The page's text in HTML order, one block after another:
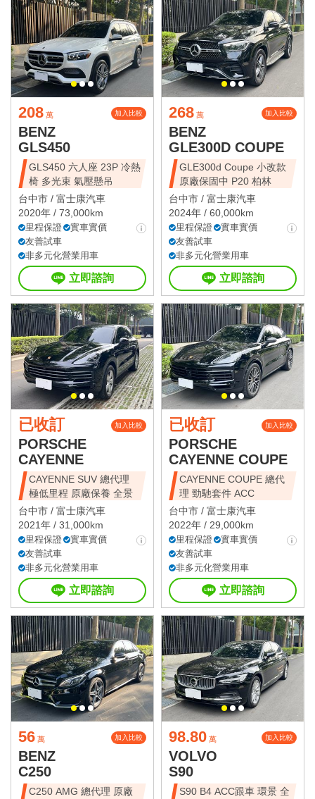
星期六 09:00~19:00
星期日 09:00~19:00
國定假日營業時間請洽店家確認
208 萬 加入比較
BENZ
GLS450
GLS450 六人座 23P 冷熱
椅 多光束 氣壓懸吊
台中市 / 富士康汽車
2020年 / 73,000km
里程保證
實車實價
友善試車
非多元化營業用車
立即諮詢
268 萬 加入比較
BENZ
GLE300D COUPE
GLE300d Coupe 小改款
原廠保固中 P20 柏林
台中市 / 富士康汽車
2024年 / 60,000km
里程保證
實車實價
友善試車
非多元化營業用車
立即諮詢
已收訂 加入比較
PORSCHE
CAYENNE
CAYENNE SUV 總代理
極低里程 原廠保養 全景
台中市 / 富士康汽車
2021年 / 31,000km
里程保證
實車實價
友善試車
非多元化營業用車
立即諮詢
已收訂 加入比較
PORSCHE
CAYENNE COUPE
CAYENNE COUPE 總代
理 勁馳套件 ACC
台中市 / 富士康汽車
2022年 / 29,000km
里程保證
實車實價
友善試車
非多元化營業用車
立即諮詢
56 萬 加入比較
BENZ
C250
C250 AMG 總代理 原廠
98.80 萬 加入比較
VOLVO
S90
S90 B4 ACC跟車 環景 全